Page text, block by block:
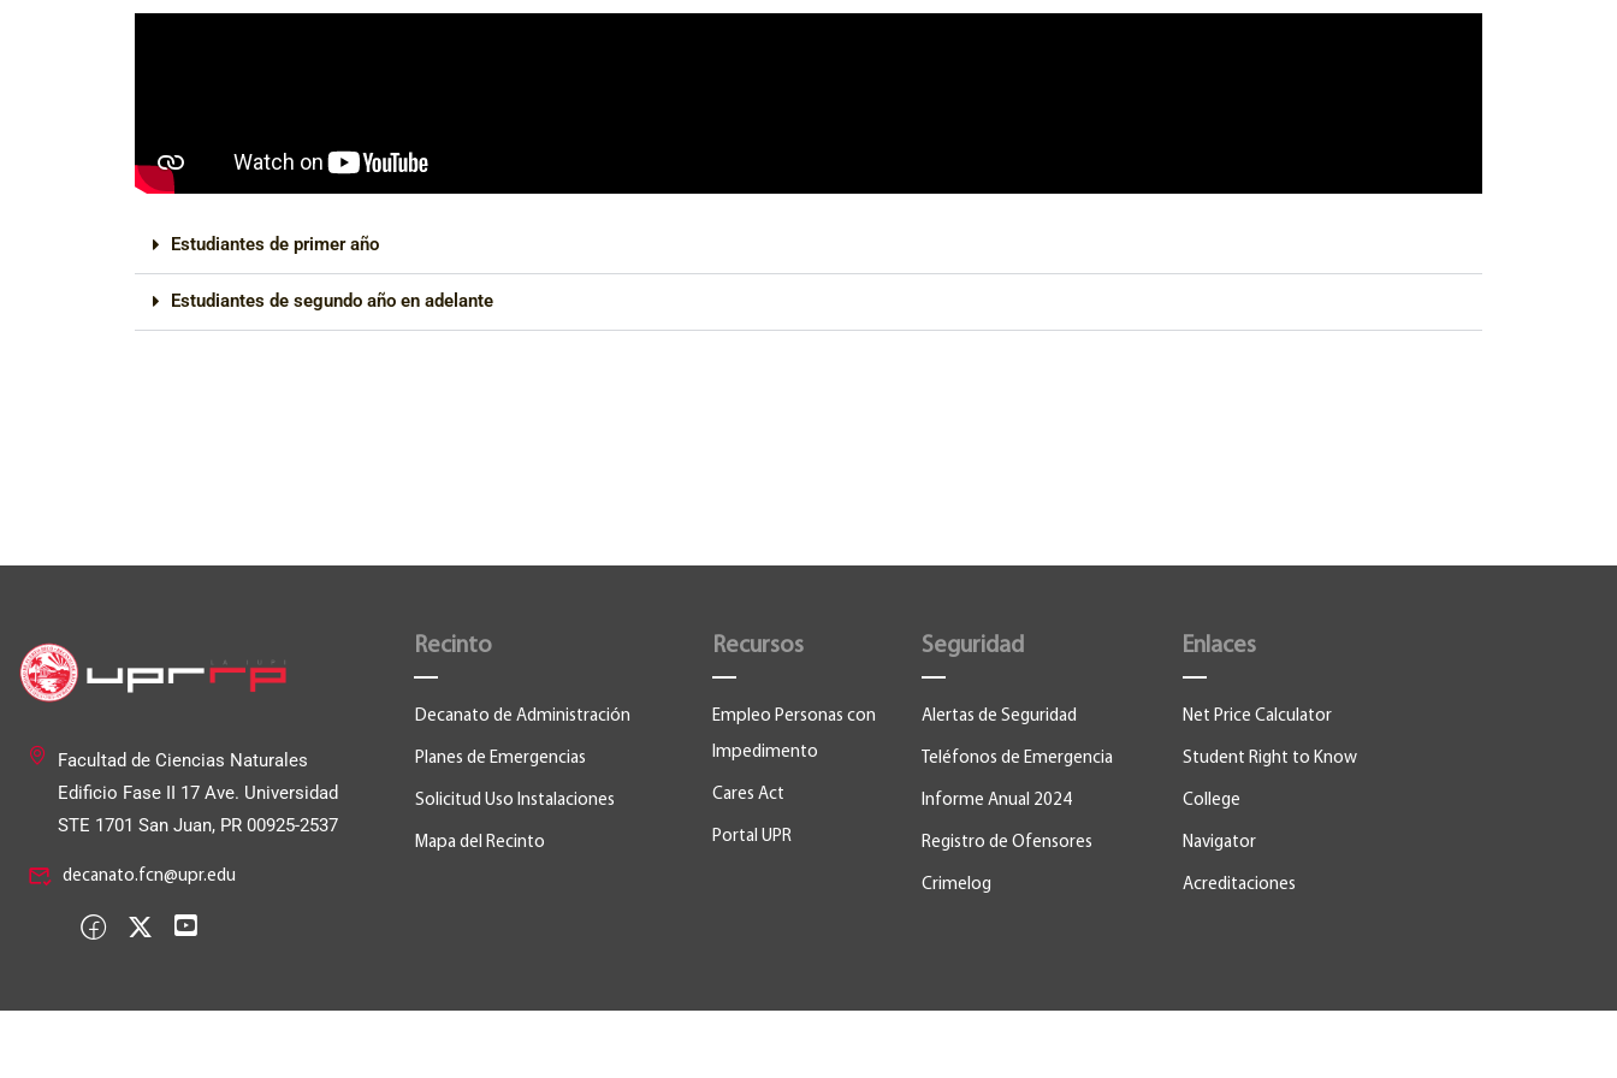
Estudiantes de primer año
Estudiantes de segundo año en adelante
Facultad de Ciencias Naturales
Edificio Fase II 17 Ave. Universidad
STE 1701 San Juan, PR 00925-2537
decanato.fcn@upr.edu
Recinto
Decanato de Administración
Planes de Emergencias
Solicitud Uso Instalaciones
Mapa del Recinto
Recursos
Empleo Personas con
Impedimento
Cares Act
Portal UPR
Seguridad
Alertas de Seguridad
Teléfonos de Emergencia
Informe Anual 2024
Registro de Ofensores
Crimelog
Enlaces
Net Price Calculator
Student Right to Know
College
Navigator
Acreditaciones